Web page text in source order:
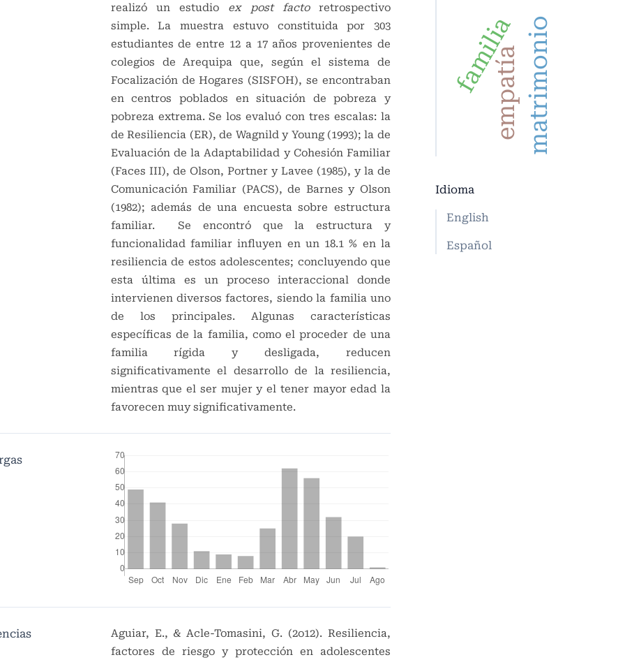
realizó un estudio ex post facto retrospectivo
simple. La muestra estuvo constituida por 303
estudiantes de entre 12 a 17 años provenientes de
colegios de Arequipa que, según el sistema de
Focalización de Hogares (SISFOH), se encontraban
en centros poblados en situación de pobreza y
pobreza extrema. Se los evaluó con tres escalas: la
de Resiliencia (ER), de Wagnild y Young (1993); la de
Evaluación de la Adaptabilidad y Cohesión Familiar
(Faces III), de Olson, Portner y Lavee (1985), y la de
Comunicación Familiar (PACS), de Barnes y Olson
(1982); además de una encuesta sobre estructura
familiar. Se encontró que la estructura y
funcionalidad familiar influyen en un 18.1 % en la
resiliencia de estos adolescentes; concluyendo que
esta última es un proceso interaccional donde
intervienen diversos factores, siendo la familia uno
de los principales. Algunas características
específicas de la familia, como el proceder de una
familia rígida y desligada, reducen
significativamente el desarrollo de la resiliencia,
mientras que el ser mujer y el tener mayor edad la
favorecen muy significativamente.
Aguiar, E., & Acle-Tomasini, G. (2o12). Resiliencia,
factores de riesgo y protección en adolescentes
matrimonio
familia
empatía
Idioma
English
Español